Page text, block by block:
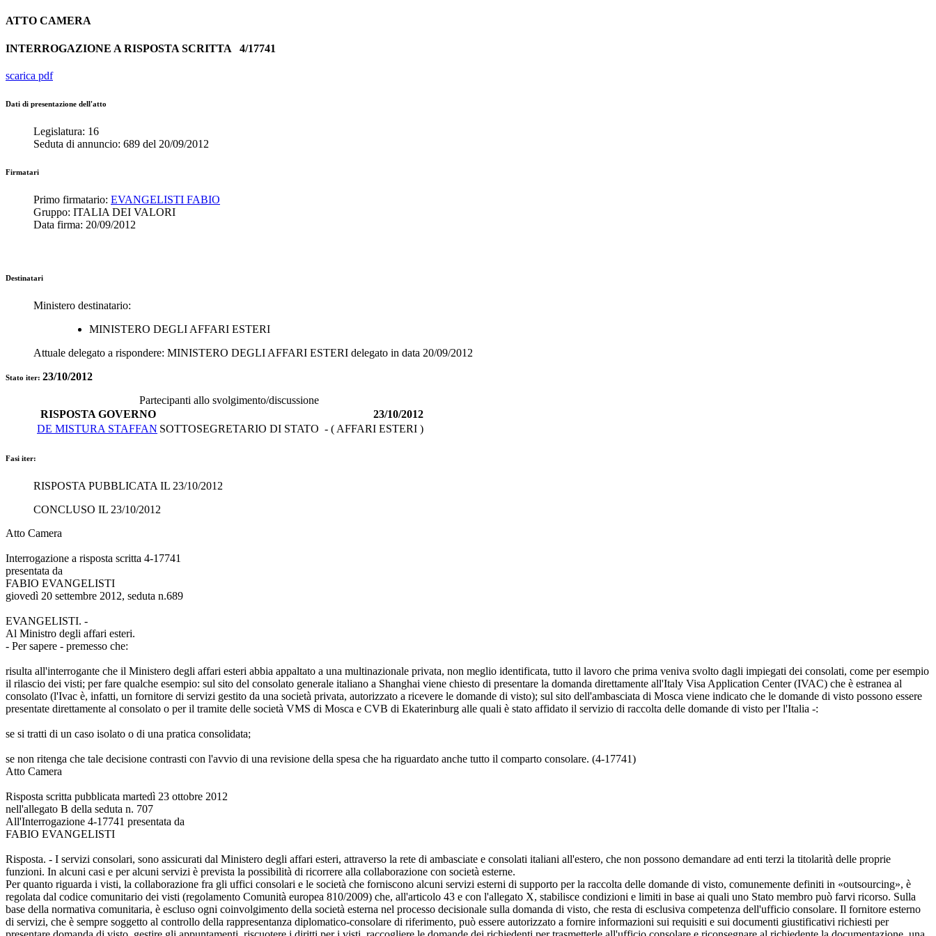
ATTO CAMERA
INTERROGAZIONE A RISPOSTA SCRITTA 4/17741
scarica pdf
Dati di presentazione dell'atto
Legislatura: 16
Seduta di annuncio: 689 del 20/09/2012
Firmatari
Primo firmatario: EVANGELISTI FABIO
Gruppo: ITALIA DEI VALORI
Data firma: 20/09/2012
Destinatari
Ministero destinatario:
MINISTERO DEGLI AFFARI ESTERI
Attuale delegato a rispondere: MINISTERO DEGLI AFFARI ESTERI delegato in data 20/09/2012
Stato iter: 23/10/2012
Partecipanti allo svolgimento/discussione
RISPOSTA GOVERNO
23/10/2012
DE MISTURA STAFFAN SOTTOSEGRETARIO DI STATO - ( AFFARI ESTERI )
Fasi iter:
RISPOSTA PUBBLICATA IL 23/10/2012
CONCLUSO IL 23/10/2012
Atto Camera
Interrogazione a risposta scritta 4-17741
presentata da
FABIO EVANGELISTI
giovedì 20 settembre 2012, seduta n.689
EVANGELISTI. -
Al Ministro degli affari esteri.
- Per sapere - premesso che:
risulta all'interrogante che il Ministero degli affari esteri abbia appaltato a una multinazionale privata, non meglio identificata, tutto il lavoro che prima veniva svolto dagli impiegati dei consolati, come per esempio
il rilascio dei visti; per fare qualche esempio: sul sito del consolato generale italiano a Shanghai viene chiesto di presentare la domanda direttamente all'Italy Visa Application Center (IVAC) che è estranea al
consolato (l'Ivac è, infatti, un fornitore di servizi gestito da una società privata, autorizzato a ricevere le domande di visto); sul sito dell'ambasciata di Mosca viene indicato che le domande di visto possono essere
presentate direttamente al consolato o per il tramite delle società VMS di Mosca e CVB di Ekaterinburg alle quali è stato affidato il servizio di raccolta delle domande di visto per l'Italia -:
se si tratti di un caso isolato o di una pratica consolidata;
se non ritenga che tale decisione contrasti con l'avvio di una revisione della spesa che ha riguardato anche tutto il comparto consolare. (4-17741)
Atto Camera
Risposta scritta pubblicata martedì 23 ottobre 2012
nell'allegato B della seduta n. 707
All'Interrogazione 4-17741 presentata da
FABIO EVANGELISTI
Risposta. - I servizi consolari, sono assicurati dal Ministero degli affari esteri, attraverso la rete di ambasciate e consolati italiani all'estero, che non possono demandare ad enti terzi la titolarità delle proprie
funzioni. In alcuni casi e per alcuni servizi è prevista la possibilità di ricorrere alla collaborazione con società esterne.
Per quanto riguarda i visti, la collaborazione fra gli uffici consolari e le società che forniscono alcuni servizi esterni di supporto per la raccolta delle domande di visto, comunemente definiti in «outsourcing», è
regolata dal codice comunitario dei visti (regolamento Comunità europea 810/2009) che, all'articolo 43 e con l'allegato X, stabilisce condizioni e limiti in base ai quali uno Stato membro può farvi ricorso. Sulla
base della normativa comunitaria, è escluso ogni coinvolgimento della società esterna nel processo decisionale sulla domanda di visto, che resta di esclusiva competenza dell'ufficio consolare. Il fornitore esterno
di servizi, che è sempre soggetto al controllo della rappresentanza diplomatico-consolare di riferimento, può essere autorizzato a fornire informazioni sui requisiti e sui documenti giustificativi richiesti per